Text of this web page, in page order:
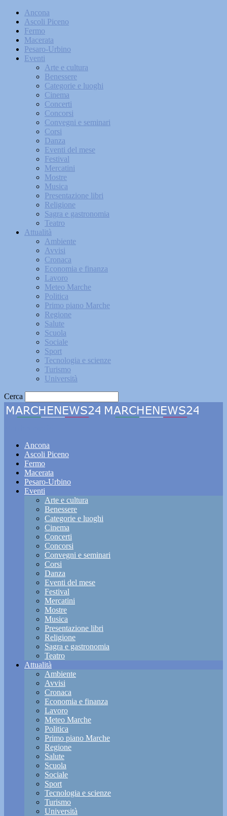
Ancona
Ascoli Piceno
Fermo
Macerata
Pesaro-Urbino
Eventi
Arte e cultura
Benessere
Categorie e luoghi
Cinema
Concerti
Concorsi
Convegni e seminari
Corsi
Danza
Eventi del mese
Festival
Mercatini
Mostre
Musica
Presentazione libri
Religione
Sagra e gastronomia
Teatro
Attualità
Ambiente
Avvisi
Cronaca
Economia e finanza
Lavoro
Meteo Marche
Politica
Primo piano Marche
Regione
Salute
Scuola
Sociale
Sport
Tecnologia e scienze
Turismo
Università
Cerca
Ancona
Ascoli Piceno
Fermo
Macerata
Pesaro-Urbino
Eventi
Arte e cultura
Benessere
Categorie e luoghi
Cinema
Concerti
Concorsi
Convegni e seminari
Corsi
Danza
Eventi del mese
Festival
Mercatini
Mostre
Musica
Presentazione libri
Religione
Sagra e gastronomia
Teatro
Attualità
Ambiente
Avvisi
Cronaca
Economia e finanza
Lavoro
Meteo Marche
Politica
Primo piano Marche
Regione
Salute
Scuola
Sociale
Sport
Tecnologia e scienze
Turismo
Università